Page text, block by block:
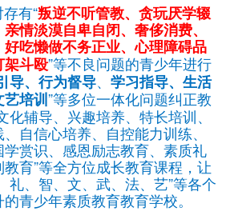
有“叛逆不听管教、 贪玩厌学辍
情淡漠自卑自闭、奢侈消费、
吃懒做不务正业、心理障碍品
架斗殴”等不良问题的青少年进行
导、行为督导、 学习指导、生活
培训”等多位一体化问题纠正教
化辅导、兴趣培养、特长培训、
自信心培养、自控能力训练、
赏识、感恩励志教育、素质礼
育”等全方位成长教育课程，让
礼、智、文、武、法、艺”等各个
青少年素质教育教育学校。